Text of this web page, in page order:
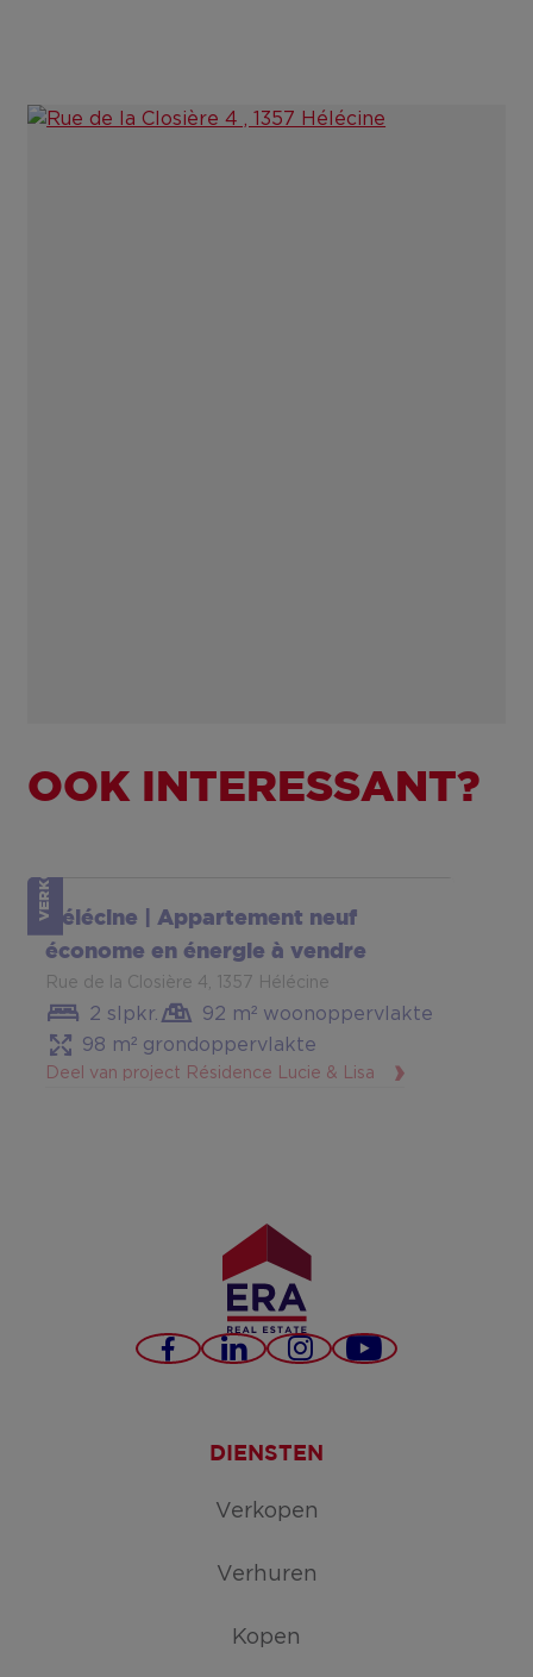
OOK INTERESSANT?
VERKOCHTHélécine | Appartement neuf
économe en énergie à vendre
Rue de la Closière 4, 1357 Hélécine
2 slpkr.
92 m² woonoppervlakte
98 m² grondoppervlakte
Deel van project Résidence Lucie & Lisa
Facebook
LinkedInInstagramYouTube
DIENSTEN
Verkopen
Verhuren
Kopen